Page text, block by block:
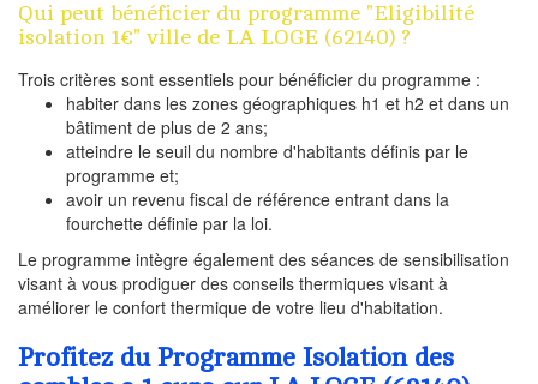
Qui peut bénéficier du programme "Eligibilité
isolation 1€" ville de LA LOGE (62140) ?
Trois critères sont essentiels pour bénéficier du programme :
habiter dans les zones géographiques h1 et h2 et dans un
bâtiment de plus de 2 ans;
atteindre le seuil du nombre d'habitants définis par le
programme et;
avoir un revenu fiscal de référence entrant dans la
fourchette définie par la loi.
Le programme intègre également des séances de sensibilisation
visant à vous prodiguer des conseils thermiques visant à
améliorer le confort thermique de votre lieu d'habitation.
Profitez du Programme Isolation des